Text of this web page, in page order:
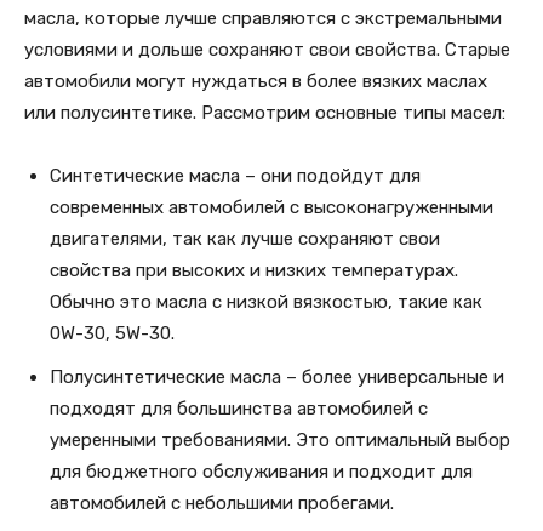
масла, которые лучше справляются с экстремальными
условиями и дольше сохраняют свои свойства. Старые
автомобили могут нуждаться в более вязких маслах
или полусинтетике. Рассмотрим основные типы масел:
Синтетические масла – они подойдут для
современных автомобилей с высоконагруженными
двигателями, так как лучше сохраняют свои
свойства при высоких и низких температурах.
Обычно это масла с низкой вязкостью, такие как
0W-30, 5W-30.
Полусинтетические масла – более универсальные и
подходят для большинства автомобилей с
умеренными требованиями. Это оптимальный выбор
для бюджетного обслуживания и подходит для
автомобилей с небольшими пробегами.